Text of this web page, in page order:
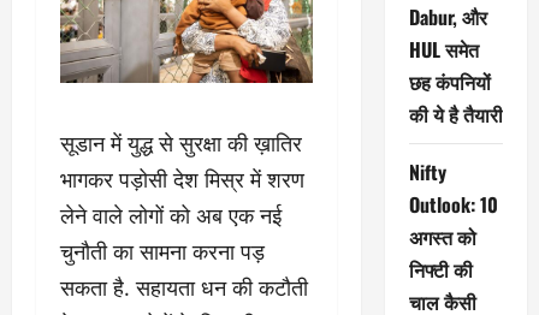
सूडान में युद्ध से सुरक्षा की ख़ातिर
भागकर पड़ोसी देश मिस्र में शरण
लेने वाले लोगों को अब एक नई
चुनौती का सामना करना पड़
सकता है. सहायता धन की कटौती
Dabur, और
HUL समेत
छह कंपनियों
की ये है तैयारी
Nifty
Outlook: 10
अगस्त को
निफ्टी की
चाल कैसी